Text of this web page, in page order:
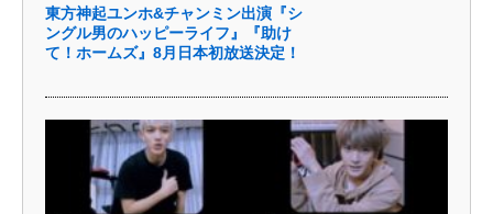
東方神起ユンホ&チャンミン出演『シ
ングル男のハッピーライフ』『助け
て！ホームズ』8月日本初放送決定！